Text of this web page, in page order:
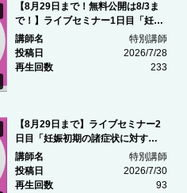
【8月29日まで！無料公開は8/3ま
で！】ライブセミナー1日目「妊娠
初期の諸症状に対する鍼灸の有効
性と安全性」
講師名
特別講師
投稿日
2026/7/28
再生回数
233
【8月29日まで】ライブセミナー2
日目「妊娠初期の諸症状に対する
鍼灸の有効性と安全性」
講師名
特別講師
投稿日
2026/7/30
再生回数
93